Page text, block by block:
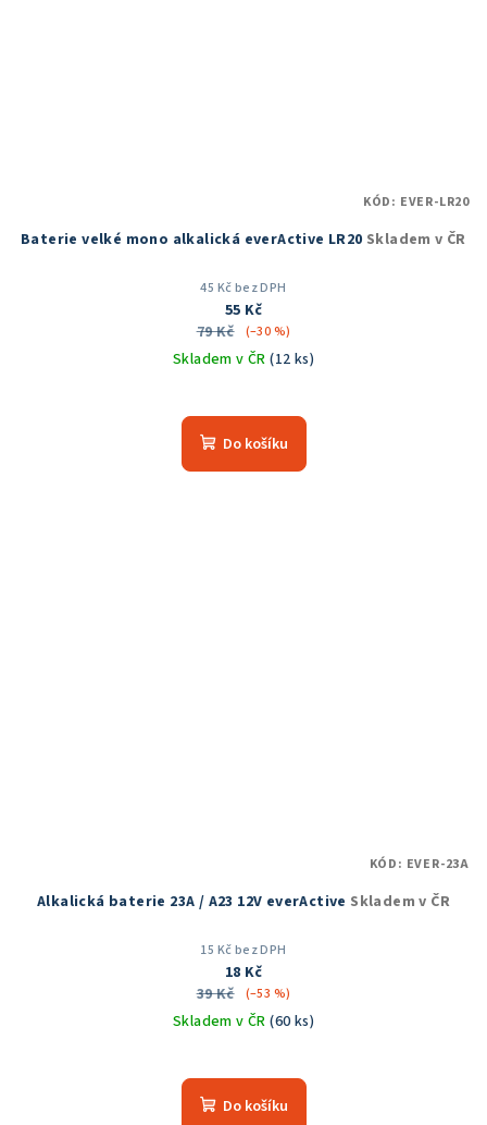
Baterie velké mono alkalická everActive LR20 Skladem v ČR
45 Kč bez DPH
55 Kč
79 Kč
(–30 %)
Skladem v ČR(12 ks)
Do košíku
KÓD: EVER-LR20
Alkalická baterie 23A / A23 12V everActive Skladem v ČR
15 Kč bez DPH
18 Kč
39 Kč
(–53 %)
Skladem v ČR(60 ks)
Do košíku
KÓD: EVER-23A